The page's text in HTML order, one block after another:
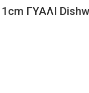
ΓΥΑΛΙ